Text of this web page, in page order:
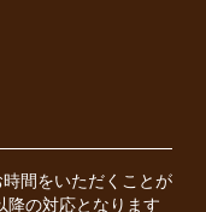
間をいただくことが
降の対応となります